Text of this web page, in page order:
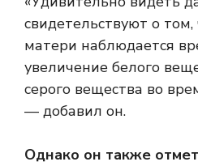
свидетельствуют о
матери наблюдается
увеличение белого
серого вещества во
— добавил он.
Однако он также